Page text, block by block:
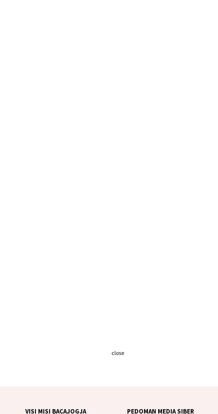
VISI MISI BACAJOGJA PEDOMAN MEDIA SIBER
close